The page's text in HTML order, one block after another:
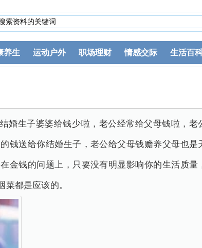
养生 运动户外 职场理财 情感交际 生活百
婚生子婆婆给钱少啦，老公经常给父母钱啦，老
钱送给你结婚生子，老公给父母钱赡养父母也是
金钱的问题上，只要没有明显影响你的生活质量
都是应该的。